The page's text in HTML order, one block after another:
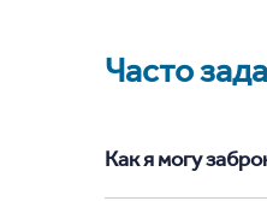
Часто
Как я могу